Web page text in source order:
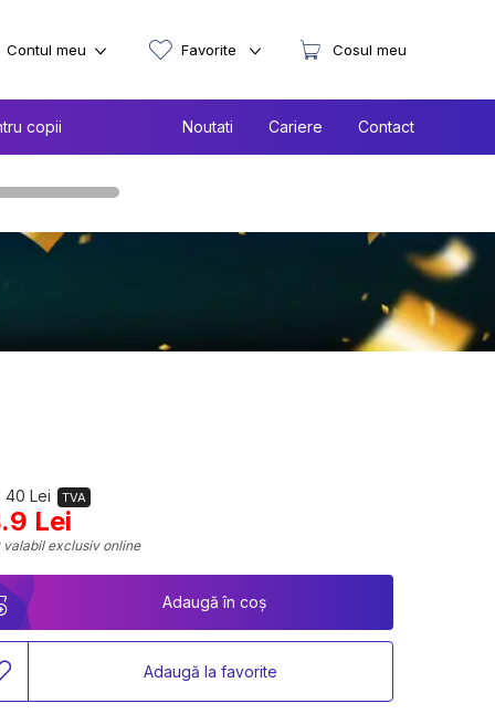
copii Noutati Cariere Contact
Contul meu Favorite Cosul meu
40 Lei TVA
Lei
valabil exclusiv online
Adaugă în coș
Adaugă la favorite